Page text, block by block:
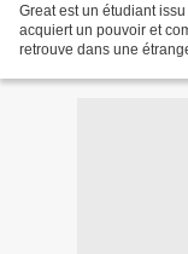
Great est un étudiant
acquiert un pouvoir et
retrouve dans une